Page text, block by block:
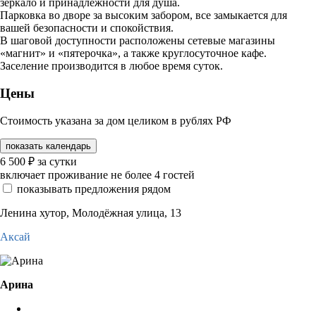
зеркало и принадлежности для душа.
Парковка во дворе за высоким забором, все замыкается для
вашей безопасности и спокойствия.
В шаговой доступности расположены сетевые магазины
«магнит» и «пятерочка», а также круглосуточное кафе.
Заселение производится в любое время суток.
Цены
Стоимость указана за дом целиком в рублях РФ
показать календарь
6 500 ₽ за сутки
включает проживание не более 4 гостей
показывать предложения рядом
Ленина хутор, Молодёжная улица, 13
Аксай
Арина